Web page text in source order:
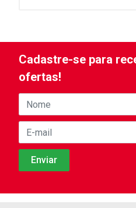
Cadastre-se para
ofertas!